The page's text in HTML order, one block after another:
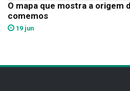
O mapa que mostra a origem
comemos
19 jun